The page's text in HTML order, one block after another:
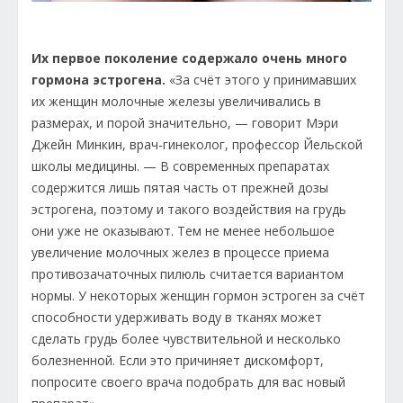
Их первое поколение содержало очень много
гормона эстрогена. «За счёт этого у принимавших
их женщин молочные железы увеличивались в
размерах, и порой значительно, — говорит Mэри
Джейн Минкин, врач-гинеколог, профессор Йельской
школы медицины. — В современных препаратах
содержится лишь пятая часть от прежней дозы
эстрогена, поэтому и такого воздействия на грудь
они уже не оказывают. Тем не менее небольшое
увеличение молочных желез в процессе приема
противозачаточных пилюль считается вариантом
нормы. У некоторых женщин гормон эстроген за счёт
способности удерживать воду в тканях может
сделать грудь более чувствительной и несколько
болезненной. Если это причиняет дискомфорт,
попросите своего врача подобрать для вас новый